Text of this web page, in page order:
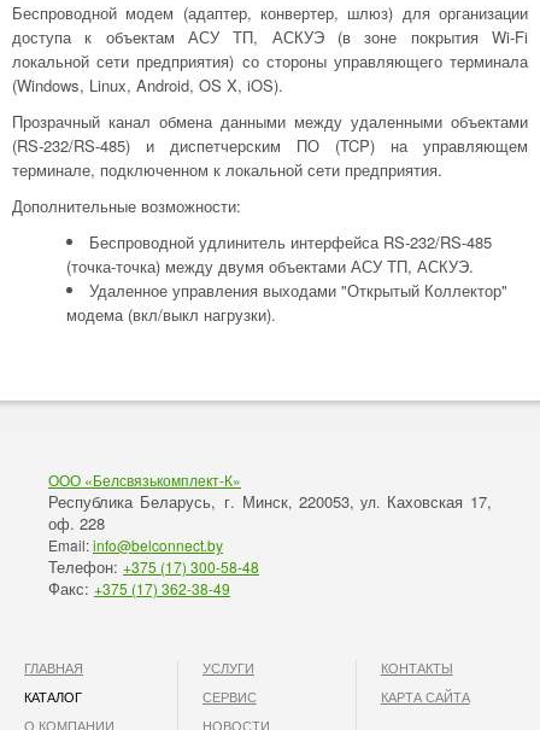
Беспроводной модем (адаптер, конвертер, шлюз) для организации
доступа к объектам АСУ ТП, АСКУЭ (в зоне покрытия Wi-Fi
локальной сети предприятия) со стороны управляющего терминала
(Windows, Linux, Android, OS X, iOS).
Прозрачный канал обмена данными между удаленными объектами
(RS-232/RS-485) и диспетчерским ПО (TCP) на управляющем
терминале, подключенном к локальной сети предприятия.
Дополнительные возможности:
Беспроводной удлинитель интерфейса RS-232/RS-485
(точка-точка) между двумя объектами АСУ ТП, АСКУЭ.
Удаленное управления выходами "Открытый Коллектор"
модема (вкл/выкл нагрузки).
ООО «Белсвязькомплект-К»
Республика Беларусь, г. Минск, 220053, ул. Каховская 17,
оф. 228
Email:info@belconnect.by
Телефон: +375 (17) 300-58-48
Факс: +375 (17) 362-38-49
ГЛАВНАЯ
КАТАЛОГ
О КОМПАНИИ
УСЛУГИ
СЕРВИС
НОВОСТИ
КОНТАКТЫ
КАРТА САЙТА